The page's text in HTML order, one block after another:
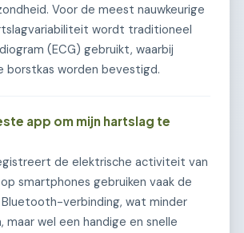
Voor de meest nauwkeurige
wordt traditioneel
(ECG) gebruikt, waarbij
borstkas worden bevestigd.
app om mijn hartslag te
de elektrische activiteit van
smartphones gebruiken vaak de
verbinding, wat minder
maar wel een handige en snelle